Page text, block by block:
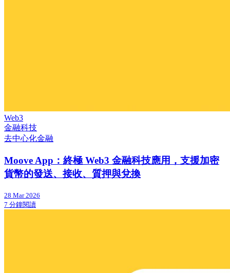
Web3
金融科技
去中心化金融
Moove App：終極 Web3 金融科技應用，支援加密
貨幣的發送、接收、質押與兌換
28 Mar 2026
7 分鐘閱讀